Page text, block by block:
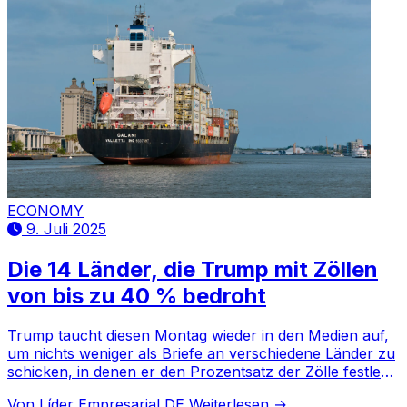
ECONOMY
9. Juli 2025
Die 14 Länder, die Trump mit Zöllen
von bis zu 40 % bedroht
Trump taucht diesen Montag wieder in den Medien auf,
um nichts weniger als Briefe an verschiedene Länder zu
schicken, in denen er den Prozentsatz der Zölle festlegt,